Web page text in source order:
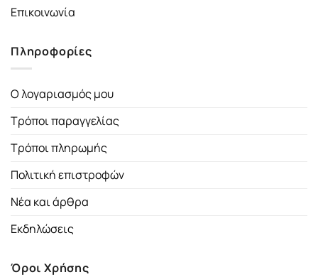
Επικοινωνία
Πληροφορίες
Ο λογαριασμός μου
Τρόποι παραγγελίας
Τρόποι πληρωμής
Πολιτική επιστροφών
Νέα και άρθρα
Εκδηλώσεις
Όροι Χρήσης